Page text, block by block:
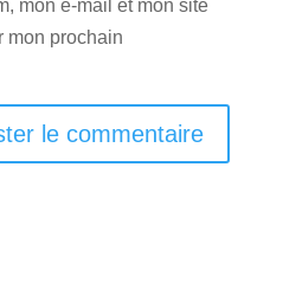
mon e-mail et mon site
mon prochain